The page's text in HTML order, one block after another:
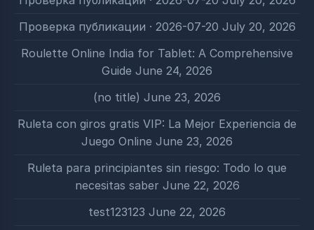
Проверка публикации · 2026-07-20 July 20, 2026
Roulette Online India for Tablet: A Comprehensive
Guide June 24, 2026
(no title) June 23, 2026
Ruleta con giros gratis VIP: La Mejor Experiencia de
Juego Online June 23, 2026
Ruleta para principiantes sin riesgo: Todo lo que
necesitas saber June 22, 2026
test123123 June 22, 2026